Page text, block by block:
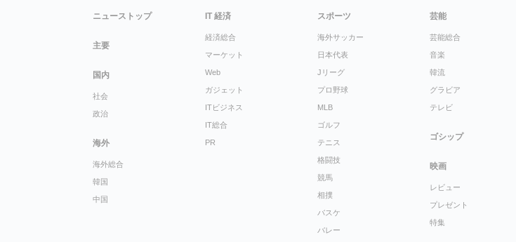
ニューストップ
主要
国内
社会
政治
海外
海外総合
韓国
中国
IT 経済
経済総合
マーケット
Web
ガジェット
ITビジネス
IT総合
PR
スポーツ
海外サッカー
日本代表
Jリーグ
プロ野球
MLB
ゴルフ
テニス
格闘技
競馬
相撲
バスケ
バレー
芸能
芸能総合
音楽
韓流
グラビア
テレビ
ゴシップ
映画
レビュー
プレゼント
特集